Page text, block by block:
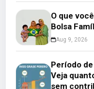
O que
Bolsa
Aug 9, 2026
Período
Veja
sem